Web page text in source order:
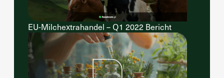
EU-Milchextrahandel – Q1 2022 Bericht